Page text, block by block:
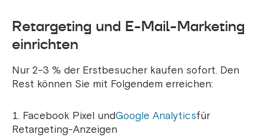
Retargeting und E-Mail-Marketing
einrichten
Nur 2–3 % der Erstbesucher kaufen sofort. Den
Rest können Sie mit Folgendem erreichen:
Facebook Pixel undGoogle Analyticsfür
Retargeting-Anzeigen